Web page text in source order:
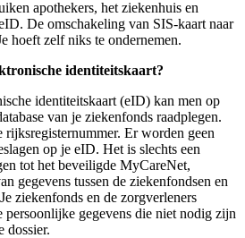
apothekers, het ziekenhuis en
De omschakeling van SIS-kaart naar
hoeft zelf niks te ondernemen.
identiteitskaart?
identiteitskaart (eID) kan men op
van je ziekenfonds raadplegen.
Er worden geen
op je eID. Het is slechts een
tot het beveiligde MyCareNet,
gegevens tussen de ziekenfondsen en
ziekenfonds en de zorgverleners
persoonlijke gegevens die niet nodig zijn
dossier.